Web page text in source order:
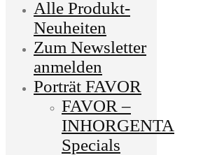
Alle Produkt-
Neuheiten
Zum Newsletter
anmelden
Porträt FAVOR
FAVOR –
INHORGENTA
Specials